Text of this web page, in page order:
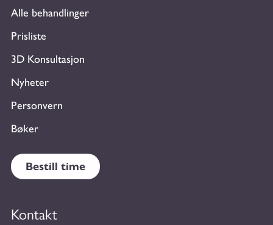
Alle behandlinger
Prisliste
3D Konsultasjon
Nyheter
Personvern
Bøker
Bestill time
Kontakt